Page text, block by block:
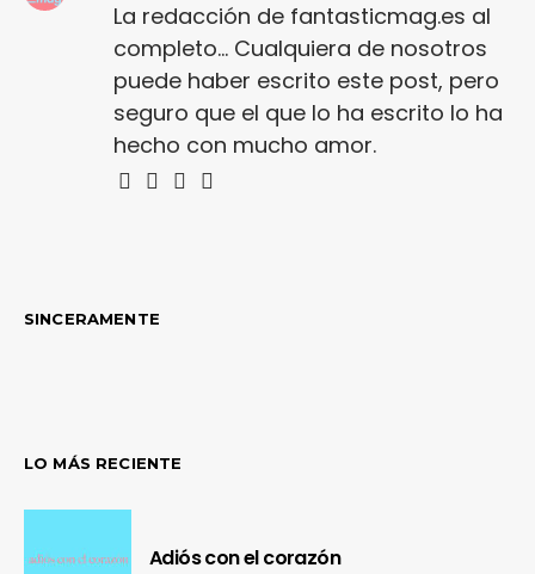
La redacción de fantasticmag.es al
completo... Cualquiera de nosotros
puede haber escrito este post, pero
seguro que el que lo ha escrito lo ha
hecho con mucho amor.
SINCERAMENTE
LO MÁS RECIENTE
Adiós con el corazón